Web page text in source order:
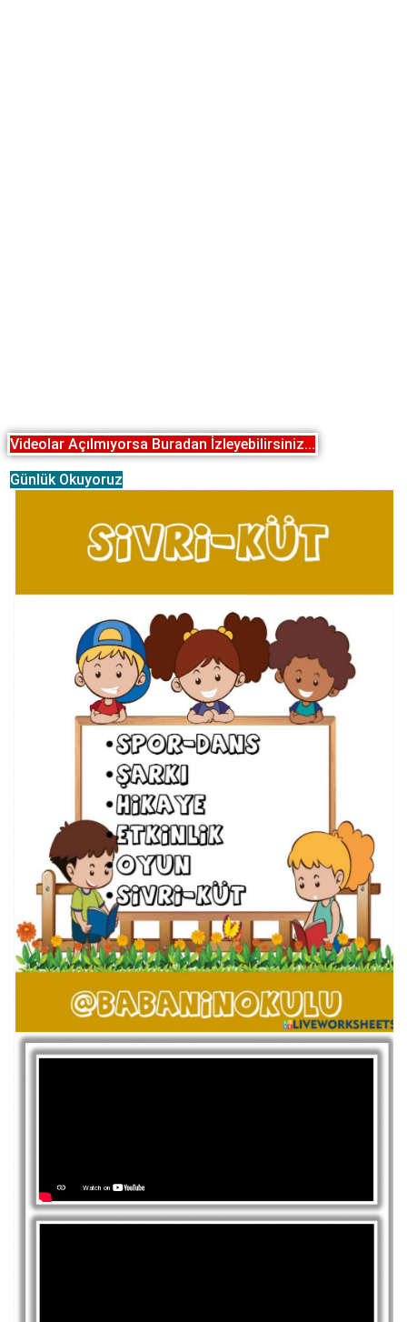
Videolar Açılmıyorsa Buradan İzleyebilirsiniz...
Günlük Okuyoruz